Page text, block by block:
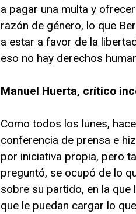
a pagar una multa y
razón de género, lo que
a estar a favor de la
eso no hay derechos
Manuel Huerta, crítico
Como todos los lunes,
conferencia de prensa e
por iniciativa propia, pero
preguntó, se ocupó de lo
sobre su partido, en la
que le puedan cargar lo